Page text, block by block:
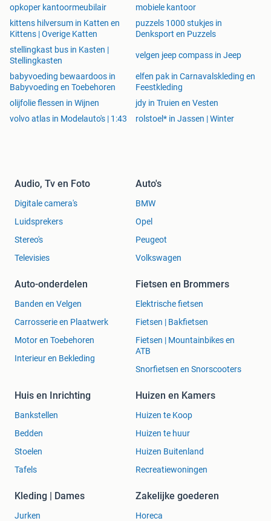
Klik voor meer informatie over dit artikel & uitvoeringen op
onderstaande link:
opkoper kantoormeubilair
mobiele kantoor
kittens hilversum in Katten en
Kittens | Overige Katten
puzzels 1000 stukjes in
Denksport en Puzzels
stellingkast bus in Kasten |
Stellingkasten
velgen jeep compass in Jeep
babyvoeding bewaardoos in
Babyvoeding en Toebehoren
elfen pak in Carnavalskleding en
Feestkleding
olijfolie flessen in Wijnen
jdy in Truien en Vesten
volvo atlas in Modelauto's | 1:43
rolstoel* in Jassen | Winter
Audio, Tv en Foto
Digitale camera's
Luidsprekers
Stereo's
Televisies
Auto's
BMW
Opel
Peugeot
Volkswagen
Auto-onderdelen
Banden en Velgen
Carrosserie en Plaatwerk
Motor en Toebehoren
Interieur en Bekleding
Fietsen en Brommers
Elektrische fietsen
Fietsen | Bakfietsen
Fietsen | Mountainbikes en
ATB
Snorfietsen en Snorscooters
Huis en Inrichting
Bankstellen
Bedden
Stoelen
Tafels
Huizen en Kamers
Huizen te Koop
Huizen te huur
Huizen Buitenland
Recreatiewoningen
Kleding | Dames
Jurken
Zakelijke goederen
Horeca